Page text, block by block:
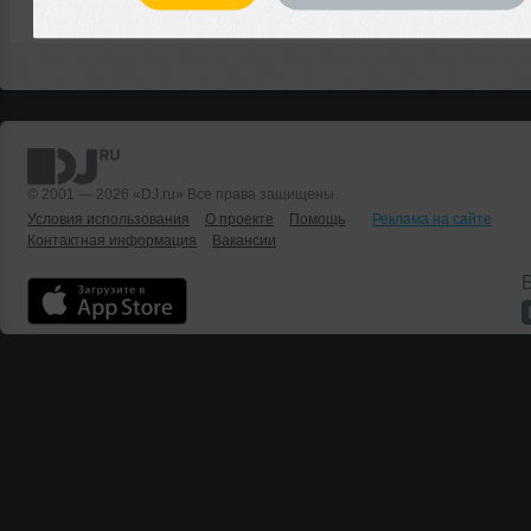
© 2001 — 2026 «DJ.ru» Все права защищены.
Условия использования
О проекте Помощь
Реклама на сайте
Контактная информация
Вакансии